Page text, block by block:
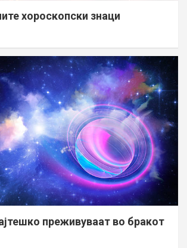
хороскопски знаци
преживуваат во бракот